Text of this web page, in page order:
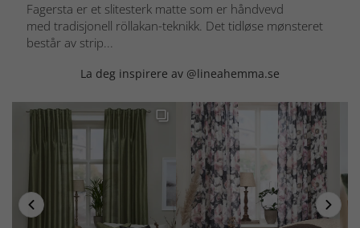
Fagersta er et slitesterk matte som er håndvevd
med tradisjonell röllakan-teknikk. Det tidløse mønsteret
består av strip...
La deg inspirere av @lineahemma.se